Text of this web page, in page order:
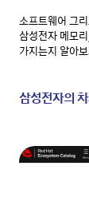
소프트웨어 그
삼성전자 메모
가지는지 알아
삼성전자의